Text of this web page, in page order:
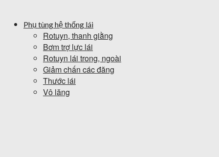
Phụ tùng hệ thống lái
Rotuyn, thanh giằng
Bơm trợ lực lái
Rotuyn lái trong, ngoài
Giảm chấn các đăng
Thước lái
Vô lăng